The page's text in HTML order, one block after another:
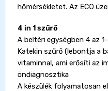
hőmérsékletet. Az ECO
4 in 1 szűrő
A beltéri egységben 4 az
Katekin szűrő (lebontja a
vitaminnal, ami erősíti az
öndiagnosztika
A készülék folyamatosan